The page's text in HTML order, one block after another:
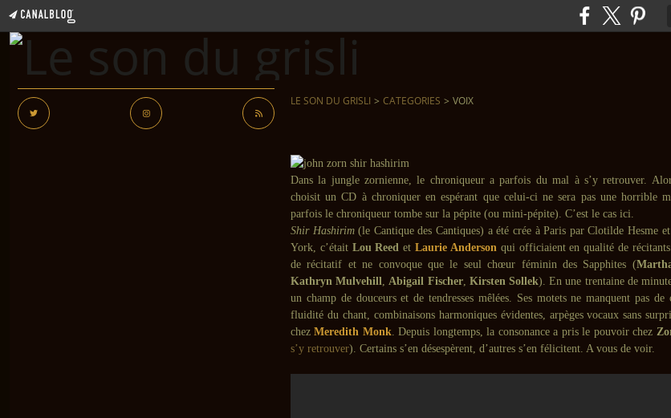
LE SON DU GRISLI > CATEGORIES > VOIX
Dans la jungle zornienne, le chroniqueur a parfois du mal à s’y retrouver.
choisit un CD à chroniquer en espérant que celui-ci ne sera pas une horrible
parfois le chroniqueur tombe sur la pépite (ou mini-pépite). C’est le cas ici.
Shir Hashirim(le Cantique des Cantiques) a été crée à Paris par Clotilde Hesme
York, c’était Lou Reed etLaurie Andersonqui officiaient en qualité de
de récitatif et ne convoque que le seul chœur féminin des Sapphites (
Kathryn Mulvehill,Abigail Fischer, Kirsten Sollek). En une trentaine de
un champ de douceurs et de tendresses mêlées. Ses motets ne manquent pas
fluidité du chant, combinaisons harmoniques évidentes, arpèges vocaux sans
chezMeredith Monk. Depuis longtemps, la consonance a pris le pouvoir chez
s’y retrouver). Certains s’en désespèrent, d’autres s’en félicitent. A vous de voir.